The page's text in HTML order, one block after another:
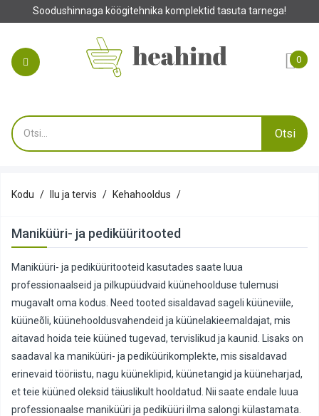
Soodushinnaga köögitehnika komplektid tasuta tarnega!
0
Otsi
Kodu Ilu ja tervis Kehahooldus
Maniküüri- ja pediküüritooted
Maniküüri- ja pediküüritooteid kasutades saate luua
professionaalseid ja pilkupüüdvaid küünehoolduse tulemusi
mugavalt oma kodus. Need tooted sisaldavad sageli küüneviile,
küüneõli, küünehooldusvahendeid ja küünelakieemaldajat, mis
aitavad hoida teie küüned tugevad, tervislikud ja kaunid. Lisaks on
saadaval ka maniküüri- ja pediküürikomplekte, mis sisaldavad
erinevaid tööriistu, nagu küüneklipid, küünetangid ja küüneharjad,
et teie küüned oleksid täiuslikult hooldatud. Nii saate endale luua
professionaalse maniküüri ja pediküüri ilma salongi külastamata.